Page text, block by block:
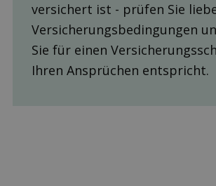
versichert ist - prüfen Sie
Versicherungsbedingungen
Sie für einen
Ihren Ansprüchen entspricht.